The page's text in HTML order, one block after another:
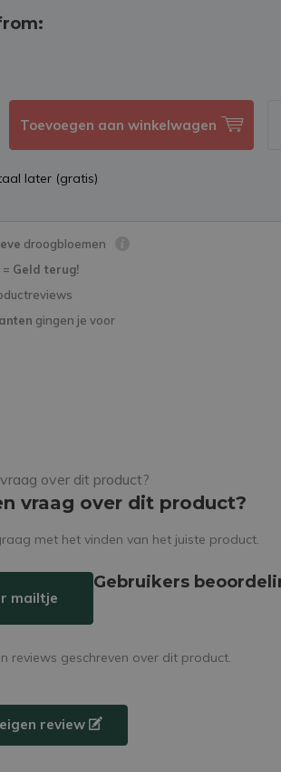
Toevoegen aan winkelwagen
later (gratis)
droogbloemen
Geld terug!
gingen je voor
vraag over dit product?
met het vinden van het juiste product.
mailtje
Gebruikers
reviews geschreven over dit product.
review